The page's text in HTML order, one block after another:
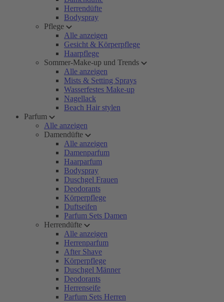
Herrendüfte
Bodyspray
Pflege
Alle anzeigen
Gesicht & Körperpflege
Haarpflege
Sommer-Make-up und Trends
Alle anzeigen
Mists & Setting Sprays
Wasserfestes Make-up
Nagellack
Beach Hair stylen
Parfum
Alle anzeigen
Damendüfte
Alle anzeigen
Damenparfum
Haarparfum
Bodyspray
Duschgel Frauen
Deodorants
Körperpflege
Duftseifen
Parfum Sets Damen
Herrendüfte
Alle anzeigen
Herrenparfum
After Shave
Körperpflege
Duschgel Männer
Deodorants
Herrenseife
Parfum Sets Herren